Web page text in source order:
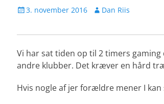
Udgivet
3. november 2016 Forfatter
Dan Riis
Vi har sat tiden op til 2 timers
andre klubber. Det kræver en hård
Hvis nogle af jer forældre mener I